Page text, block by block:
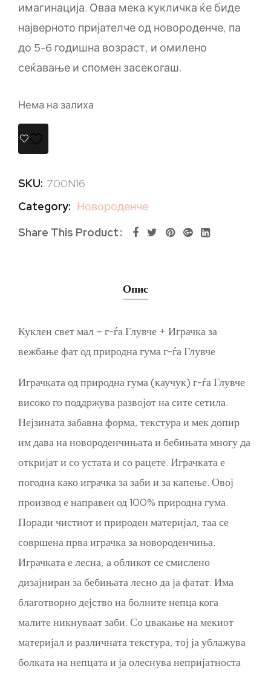
имагинација. Оваа мека кукличка ќе биде
најверното пријателче од новороденче, па
до 5-6 годишна возраст, и омилено
сеќавање и спомен засекогаш.
Нема на залиха
SKU: 700N16
Category: Новороденче
Share This Product
Опис
Куклен свет мал – г-ѓа Глувче + Играчка за
вежбање фат од природна гума г-ѓа Глувче
Играчката од природна гума (каучук) г-ѓа Глувче
високо го поддржува развојот на сите сетила.
Нејзината забавна форма, текстура и мек допир
им дава на новороденчињата и бебињата многу да
откријат и со устата и со рацете. Играчката е
погодна како играчка за заби и за капење. Овој
производ е направен од 100% природна гума.
Поради чистиот и природен материјал, таа се
совршена прва играчка за новороденчиња.
Играчката е лесна, а обликот се смислено
дизајниран за бебињата лесно да ја фатат. Има
благотворно дејство на болните непца кога
малите никнуваат заби. Со џвакање на мекиот
материјал и различната текстура, тој ја ублажува
болката на непцата и ја олеснува непријатноста